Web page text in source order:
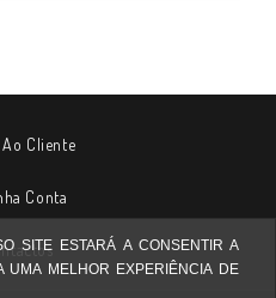
SITE ESTARÁ A CONSENTIR A
UMA MELHOR EXPERIÊNCIA DE
Cliente
Conta